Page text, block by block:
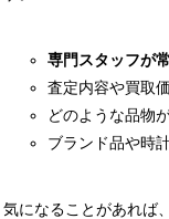
専門スタッフが
査定内容や買取
どのような品物
ブランド品や時
気になることがあれば